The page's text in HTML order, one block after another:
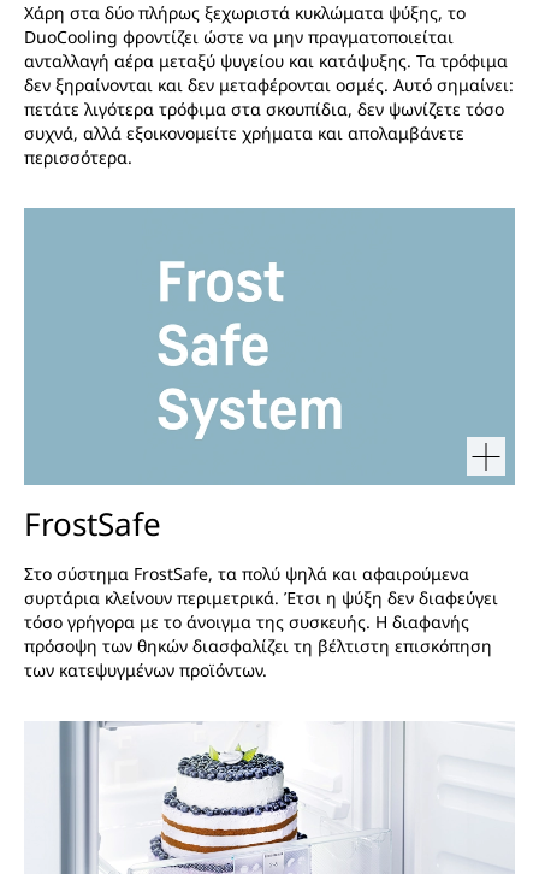
Χάρη στα δύο πλήρως ξεχωριστά κυκλώματα ψύξης, το
DuoCooling φροντίζει ώστε να μην πραγματοποιείται
ανταλλαγή αέρα μεταξύ ψυγείου και κατάψυξης. Τα τρόφιμα
δεν ξηραίνονται και δεν μεταφέρονται οσμές. Αυτό σημαίνει:
πετάτε λιγότερα τρόφιμα στα σκουπίδια, δεν ψωνίζετε τόσο
συχνά, αλλά εξοικονομείτε χρήματα και απολαμβάνετε
περισσότερα.
FrostSafe
Στο σύστημα FrostSafe, τα πολύ ψηλά και αφαιρούμενα
συρτάρια κλείνουν περιμετρικά. Έτσι η ψύξη δεν διαφεύγει
τόσο γρήγορα με το άνοιγμα της συσκευής. Η διαφανής
πρόσοψη των θηκών διασφαλίζει τη βέλτιστη επισκόπηση
των κατεψυγμένων προϊόντων.